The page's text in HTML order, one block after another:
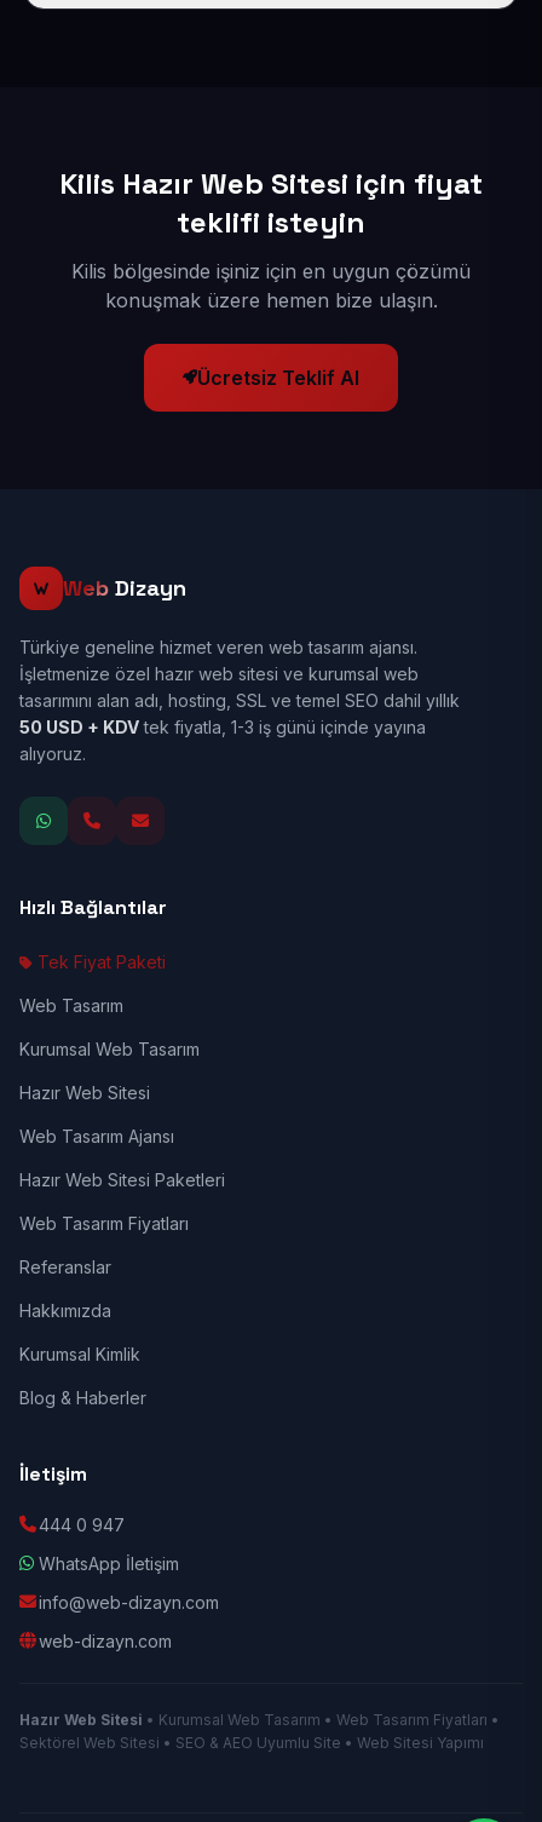
Kilis Hazır Web Sitesi için fiyat
teklifi isteyin
Kilis bölgesinde işiniz için en uygun çözümü
konuşmak üzere hemen bize ulaşın.
Ücretsiz Teklif Al
Web Dizayn
Türkiye geneline hizmet veren web tasarım ajansı.
İşletmenize özel hazır web sitesi ve kurumsal web
tasarımını alan adı, hosting, SSL ve temel SEO dahil yıllık
50 USD + KDVtek fiyatla, 1-3 iş günü içinde yayına
alıyoruz.
Hızlı Bağlantılar
Tek Fiyat Paketi
Web Tasarım
Kurumsal Web Tasarım
Hazır Web Sitesi
Web Tasarım Ajansı
Hazır Web Sitesi Paketleri
Web Tasarım Fiyatları
Referanslar
Hakkımızda
Kurumsal Kimlik
Blog & Haberler
İletişim
444 0 947
WhatsApp İletişim
info@web-dizayn.com
web-dizayn.com
Hazır Web Sitesi • Kurumsal Web Tasarım • Web Tasarım Fiyatları •
Sektörel Web Sitesi • SEO & AEO Uyumlu Site • Web Sitesi Yapımı